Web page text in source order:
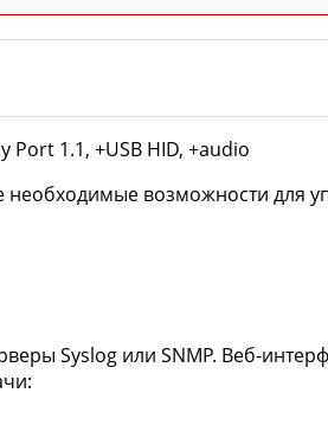
1.1, +USB HID, +audio
необходимые возможности для
Syslog или SNMP. Веб-